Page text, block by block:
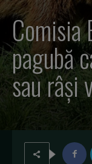
Comisia
pagubă
sau râși